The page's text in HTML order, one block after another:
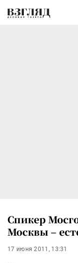
Спикер
Москвы –
17 июня 2011, 13:31